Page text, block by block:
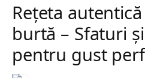
Rețeta
burtă – Sfaturi
pentru gust